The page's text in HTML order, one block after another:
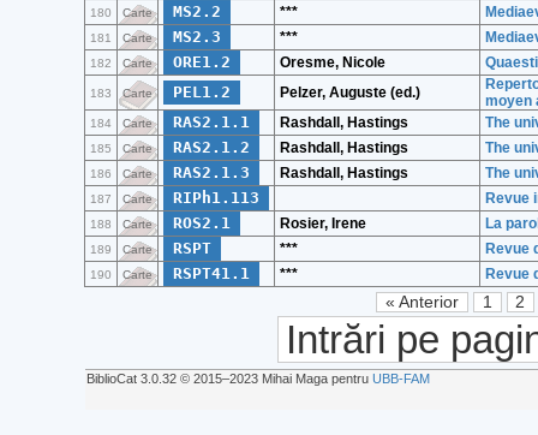
180 Carte MS2.2 ***
181 Carte MS2.3 ***
182 Carte ORE1.2 Oresme, Nicole
183 Carte PEL1.2 Pelzer, Auguste (ed.)
moyen
184 Carte RAS2.1.1 Rashdall, Hastings The
185 Carte RAS2.1.2 Rashdall, Hastings The
186 Carte RAS2.1.3 Rashdall, Hastings The
187 Carte RIPh1.113 Revue
188 Carte ROS2.1 Rosier, Irene La
189 Carte RSPT *** Revue
190 Carte RSPT41.1 *** Revue
« Anterior 1 2
Intrări pe
BiblioCat 3.0.32 © 2015‒2023 Mihai Maga pentru UBB-FAM